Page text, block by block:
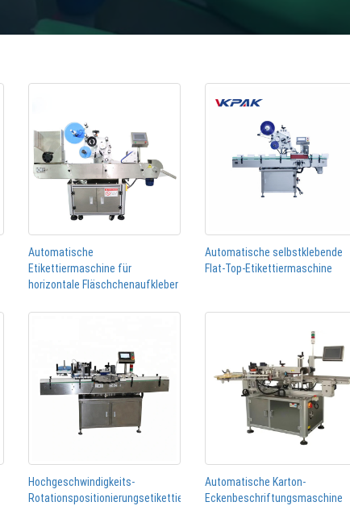
Automatische
Etikettiermaschine für
horizontale Fläschchenaufkleber
Automatische selbstklebende
Flat-Top-Etikettiermaschine
Hochgeschwindigkeits-
Rotationspositionierungsetikettiermaschine
Automatische Karton-
Eckenbeschriftungsmaschine